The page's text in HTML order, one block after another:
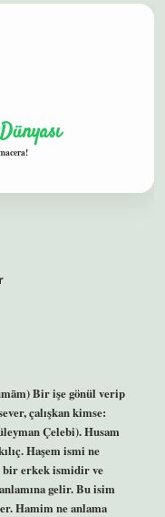
çalışkan kimse:
Çelebi). Husam
Haşem ismi ne
bir erkek ismidir ve
gelir. Bu isim
Hamim ne anlama